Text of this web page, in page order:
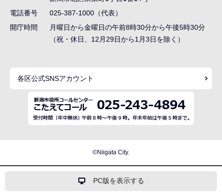
シ
ョ
ま
電話番号
025-387-1000（代表）
開庁時間
月曜日から金曜日の午前8時30分から午後5時30分
（祝・休日、12月29日から1月3日を除く）
各区公式SNSアカウント
©Niigata City.
PC版を表示する